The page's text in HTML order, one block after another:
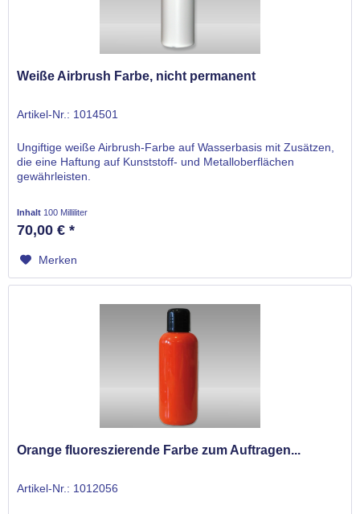
Weiße Airbrush Farbe, nicht permanent
Artikel-Nr.: 1014501
Ungiftige weiße Airbrush-Farbe auf Wasserbasis mit Zusätzen,
die eine Haftung auf Kunststoff- und Metalloberflächen
gewährleisten.
Inhalt 100 Milliliter
70,00 € *
Merken
Orange fluoreszierende Farbe zum Auftragen...
Artikel-Nr.: 1012056